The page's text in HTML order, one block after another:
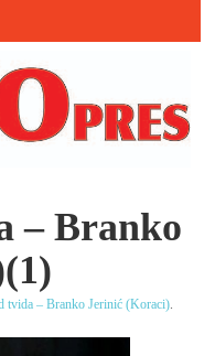
– Branko
tvida – Branko Jerinić (Koraci).